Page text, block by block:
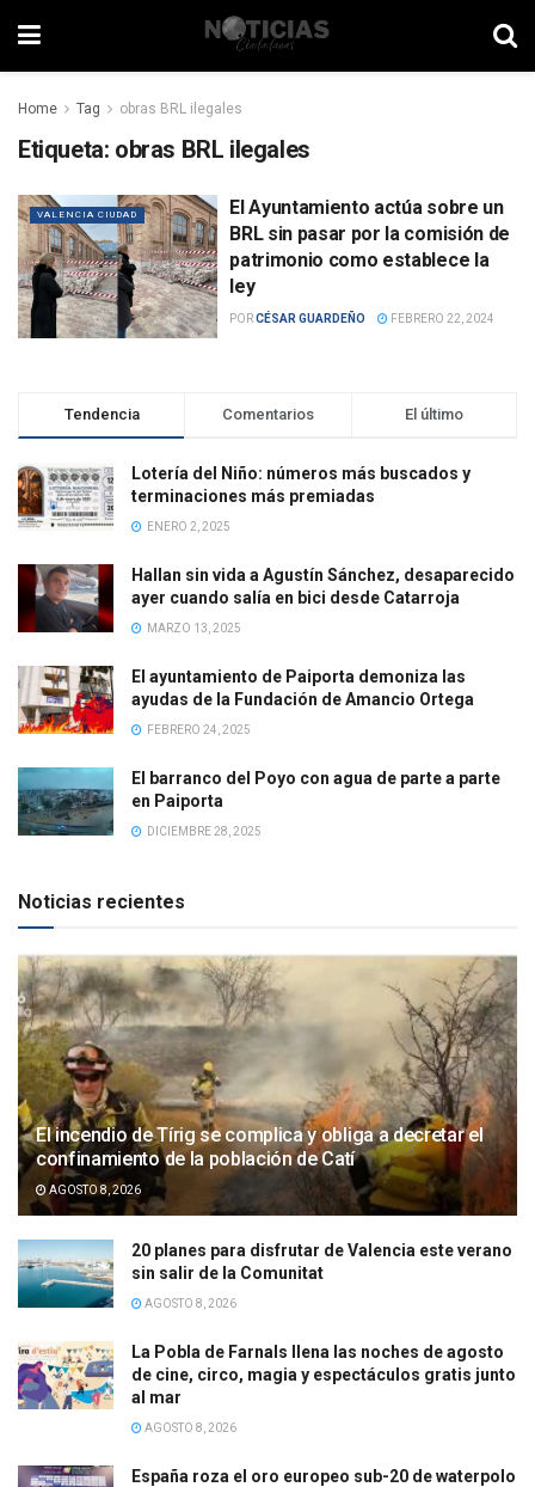
Home Tag obras BRL ilegales
Etiqueta: obras BRL ilegales
VALENCIA CIUDAD
El Ayuntamiento actúa sobre un
BRL sin pasar por la comisión de
patrimonio como establece la
ley
PORCÉSAR GUARDEÑO FEBRERO 22, 2024
Tendencia Comentarios El último
Lotería del Niño: números más buscados y
terminaciones más premiadas
ENERO 2, 2025
Hallan sin vida a Agustín Sánchez, desaparecido
ayer cuando salía en bici desde Catarroja
MARZO 13, 2025
El ayuntamiento de Paiporta demoniza las
ayudas de la Fundación de Amancio Ortega
FEBRERO 24, 2025
El barranco del Poyo con agua de parte a parte
en Paiporta
DICIEMBRE 28, 2025
Noticias recientes
El incendio de Tírig se complica y obliga a decretar el
confinamiento de la población de Catí
AGOSTO 8, 2026
20 planes para disfrutar de Valencia este verano
sin salir de la Comunitat
AGOSTO 8, 2026
La Pobla de Farnals llena las noches de agosto
de cine, circo, magia y espectáculos gratis junto
al mar
AGOSTO 8, 2026
España roza el oro europeo sub-20 de waterpolo